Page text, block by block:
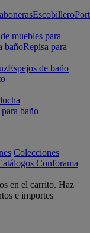
Escobillero
muebles para
bañoRepisa para
Espejos de baño
baño
Colecciones
Conforama
en el carrito. Haz
e importes